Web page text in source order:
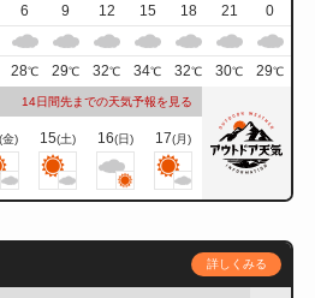
6 9 12 15 18 21
0
28℃ 29℃ 32℃ 34℃ 32℃ 30℃ 29℃
14日間先までの天気予報を見る
金) 15(土) 16(日) 17(月)
詳しくみる